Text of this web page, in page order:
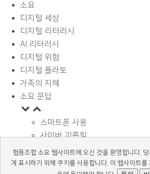
소요
디지털 세상
디지털 리터러시
AI 리터러시
디지털 위험
디지털 플라토
가족의 지혜
소요 문답
스마트폰 사용
사이버 괴롭힘
페이스북과 SNS
디지털과 학습
협동조합 소요 웹사이트에 오신 것을 환영합니다.
게 표시하기 위해 쿠키를 사용합니다. 이 웹사이트를